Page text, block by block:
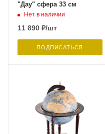
"Дау" сфера 33 см
Нет в наличии
11 890 ₽/шт
ПОДПИСАТЬСЯ